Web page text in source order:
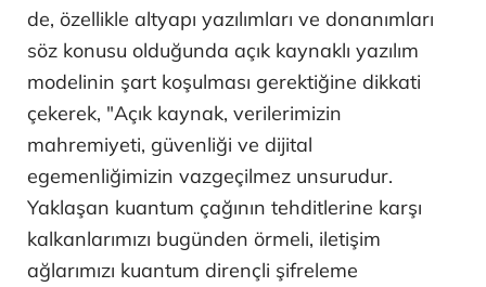
de, özellikle altyapı yazılımları ve donanımları
söz konusu olduğunda açık kaynaklı yazılım
modelinin şart koşulması gerektiğine dikkati
çekerek, "Açık kaynak, verilerimizin
mahremiyeti, güvenliği ve dijital
egemenliğimizin vazgeçilmez unsurudur.
Yaklaşan kuantum çağının tehditlerine karşı
kalkanlarımızı bugünden örmeli, iletişim
ağlarımızı kuantum dirençli şifreleme